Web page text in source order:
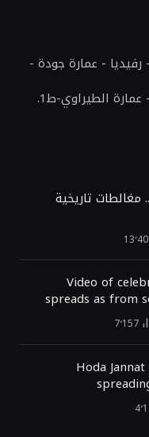
- عمارة جودة -
الطيراوي-ط1.
تاريخية
Video of
spreads as from
7٬157
Hoda